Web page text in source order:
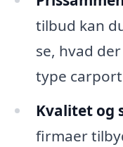
tilbud kan
se, hvad
type carport
Kvalitet og
firmaer